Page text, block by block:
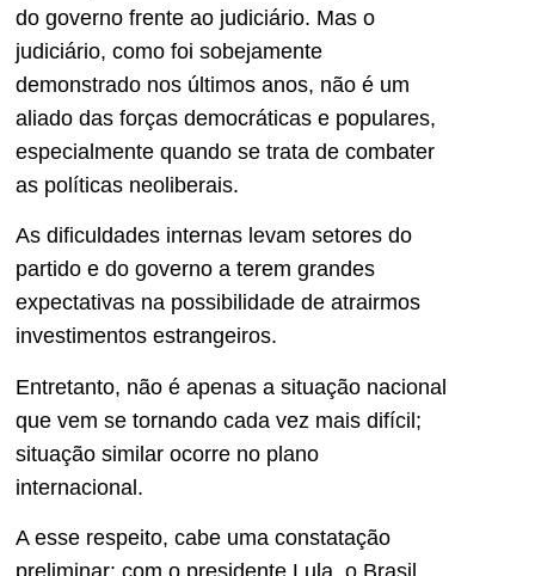
do governo frente ao judiciário. Mas o
judiciário, como foi sobejamente
demonstrado nos últimos anos, não é um
aliado das forças democráticas e populares,
especialmente quando se trata de combater
as políticas neoliberais.
As dificuldades internas levam setores do
partido e do governo a terem grandes
expectativas na possibilidade de atrairmos
investimentos estrangeiros.
Entretanto, não é apenas a situação nacional
que vem se tornando cada vez mais difícil;
situação similar ocorre no plano
internacional.
A esse respeito, cabe uma constatação